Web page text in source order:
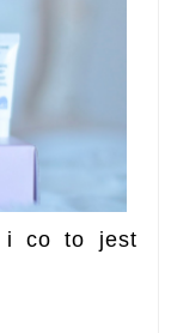
i co to jest